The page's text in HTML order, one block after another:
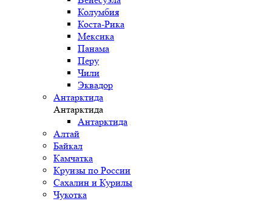
Колумбия
Коста-Рика
Мексика
Панама
Перу
Чили
Эквадор
Антарктида
Антарктида
Антарктида
Алтай
Байкал
Камчатка
Круизы по России
Сахалин и Курилы
Чукотка